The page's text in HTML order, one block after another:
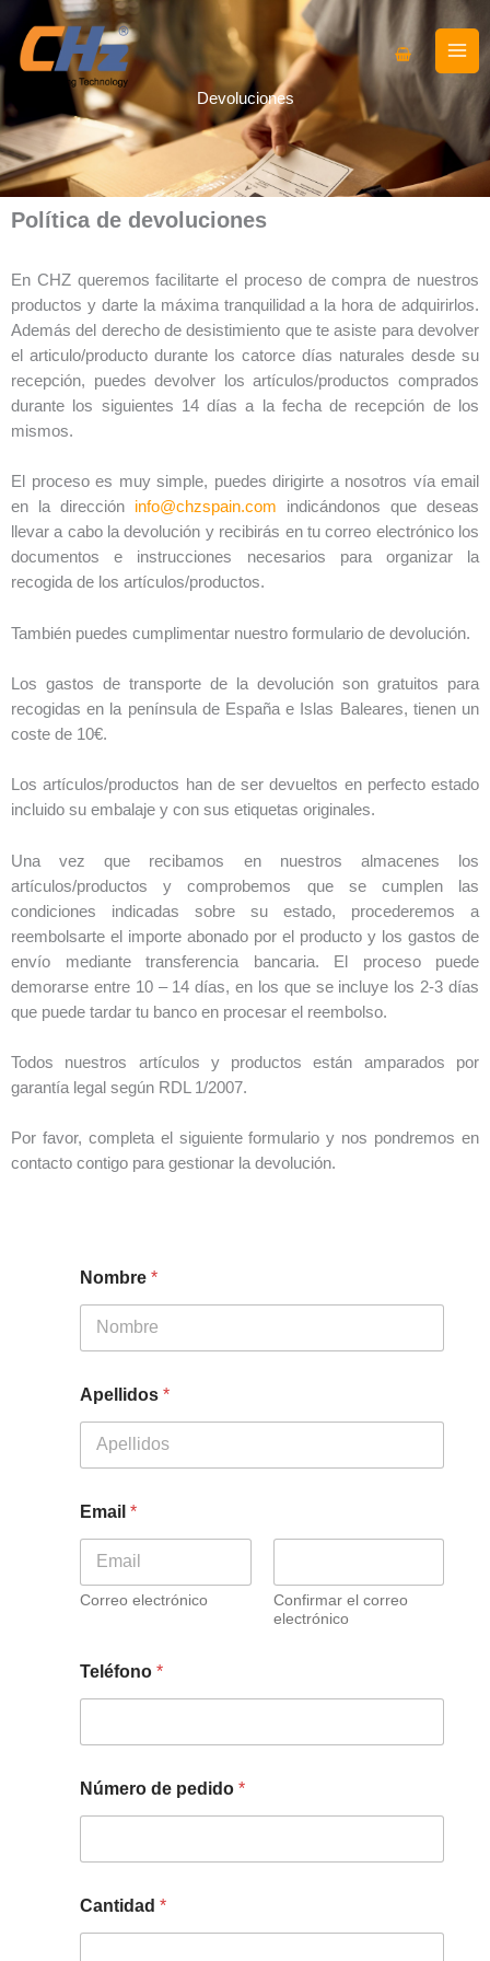
contenido
Devoluciones
Política de devoluciones
En CHZ queremos facilitarte el proceso de compra de nuestros
productos y darte la máxima tranquilidad a la hora de adquirirlos.
Además del derecho de desistimiento que te asiste para devolver
el articulo/producto durante los catorce días naturales desde su
recepción, puedes devolver los artículos/productos comprados
durante los siguientes 14 días a la fecha de recepción de los
mismos.
El proceso es muy simple, puedes dirigirte a nosotros vía email
en la dirección info@chzspain.com indicándonos que deseas
llevar a cabo la devolución y recibirás en tu correo electrónico los
documentos e instrucciones necesarios para organizar la
recogida de los artículos/productos.
También puedes cumplimentar nuestro formulario de devolución.
Los gastos de transporte de la devolución son gratuitos para
recogidas en la península de España e Islas Baleares, tienen un
coste de 10€.
Los artículos/productos han de ser devueltos en perfecto estado
incluido su embalaje y con sus etiquetas originales.
Una vez que recibamos en nuestros almacenes los
artículos/productos y comprobemos que se cumplen las
condiciones indicadas sobre su estado, procederemos a
reembolsarte el importe abonado por el producto y los gastos de
envío mediante transferencia bancaria. El proceso puede
demorarse entre 10 – 14 días, en los que se incluye los 2-3 días
que puede tardar tu banco en procesar el reembolso.
Todos nuestros artículos y productos están amparados por
garantía legal según RDL 1/2007.
Por favor, completa el siguiente formulario y nos pondremos en
contacto contigo para gestionar la devolución.
Nombre *
Apellidos *
Email *
Correo electrónico
Confirmar el correo
electrónico
Teléfono *
Número de pedido *
Cantidad *